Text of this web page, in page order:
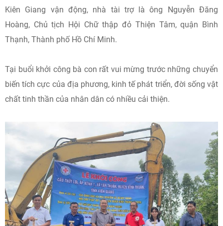
Kiên Giang vận động, nhà tài trợ là ông Nguyễn Đăng
Hoàng, Chủ tịch Hội Chữ thập đỏ Thiện Tâm, quận Bình
Thạnh, Thành phố Hồ Chí Minh.
Tại buổi khởi công bà con rất vui mừng trước những chuyển
biến tích cực của địa phương, kinh tế phát triển, đời sống vật
chất tinh thần của nhân dân có nhiều cải thiện.